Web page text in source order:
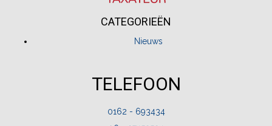
CATEGORIEËN
Nieuws
TELEFOON
0162 - 693434